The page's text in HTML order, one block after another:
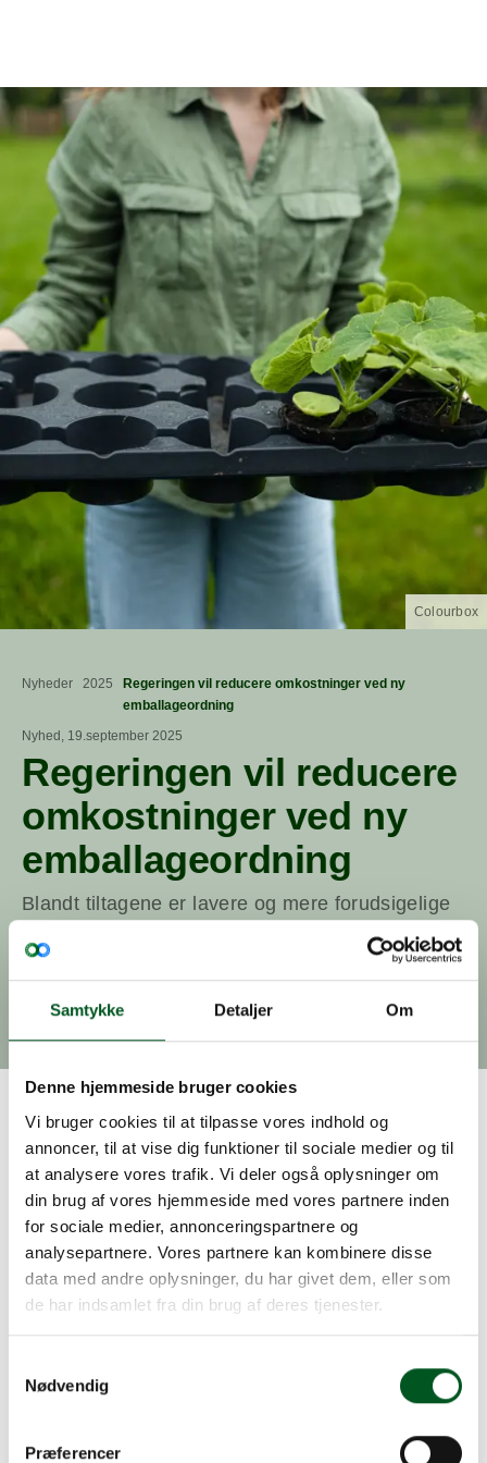
Samtykke Detaljer Om
Denne hjemmeside bruger cookies
Vi bruger cookies til at tilpasse vores indhold og
annoncer, til at vise dig funktioner til sociale medier og til
at analysere vores trafik. Vi deler også oplysninger om
din brug af vores hjemmeside med vores partnere inden
for sociale medier, annonceringspartnere og
analysepartnere. Vores partnere kan kombinere disse
data med andre oplysninger, du har givet dem, eller som
de har indsamlet fra din brug af deres tjenester.
Nødvendig
Præferencer
Colourbox
Nyheder 2025
Regeringen vil reducere omkostninger ved ny
emballageordning
Nyhed, 19.september 2025
Regeringen vil reducere
omkostninger ved ny
emballageordning
Blandt tiltagene er lavere og mere forudsigelige
volumenbaserede emballageafgift i 2026 og
2027
Emballage Klima
Regeringen har nu fremlagt en pakke, der skal
reducere virksomhedernes udgifter til det
kommende udvidede producentansvar for
emballage. Pakken indeholder tiltag, der skal
sikre større ro om priserne og skabe klarhed for
de virksomheder, der fra den 1. oktober 2025 får
ansvaret for håndtering af emballageaffald.
Tiltagene omfatter lavere og mere forudsigelige
producentgebyrer. Samtidig afskaffes den
2027, hvilket giver en lettelse på op mod 250
Derudover skal en større administrativ indsats